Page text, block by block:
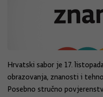
Hrvatski sabor je 17.
obrazovanja, znanosti i
Posebno stručno